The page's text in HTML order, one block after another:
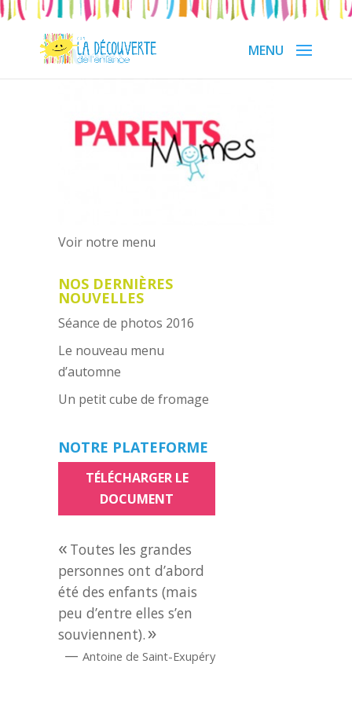
Momes
Voir notre menu
NOS DERNIÈRES
NOUVELLES
Séance de photos 2016
Le nouveau menu
d’automne
Un petit cube de fromage
NOTRE PLATEFORME
TÉLÉCHARGER LE
DOCUMENT
Toutes les grandes
personnes ont d’abord
été des enfants (mais
peu d’entre elles s’en
souviennent).
— Antoine de Saint-Exupéry